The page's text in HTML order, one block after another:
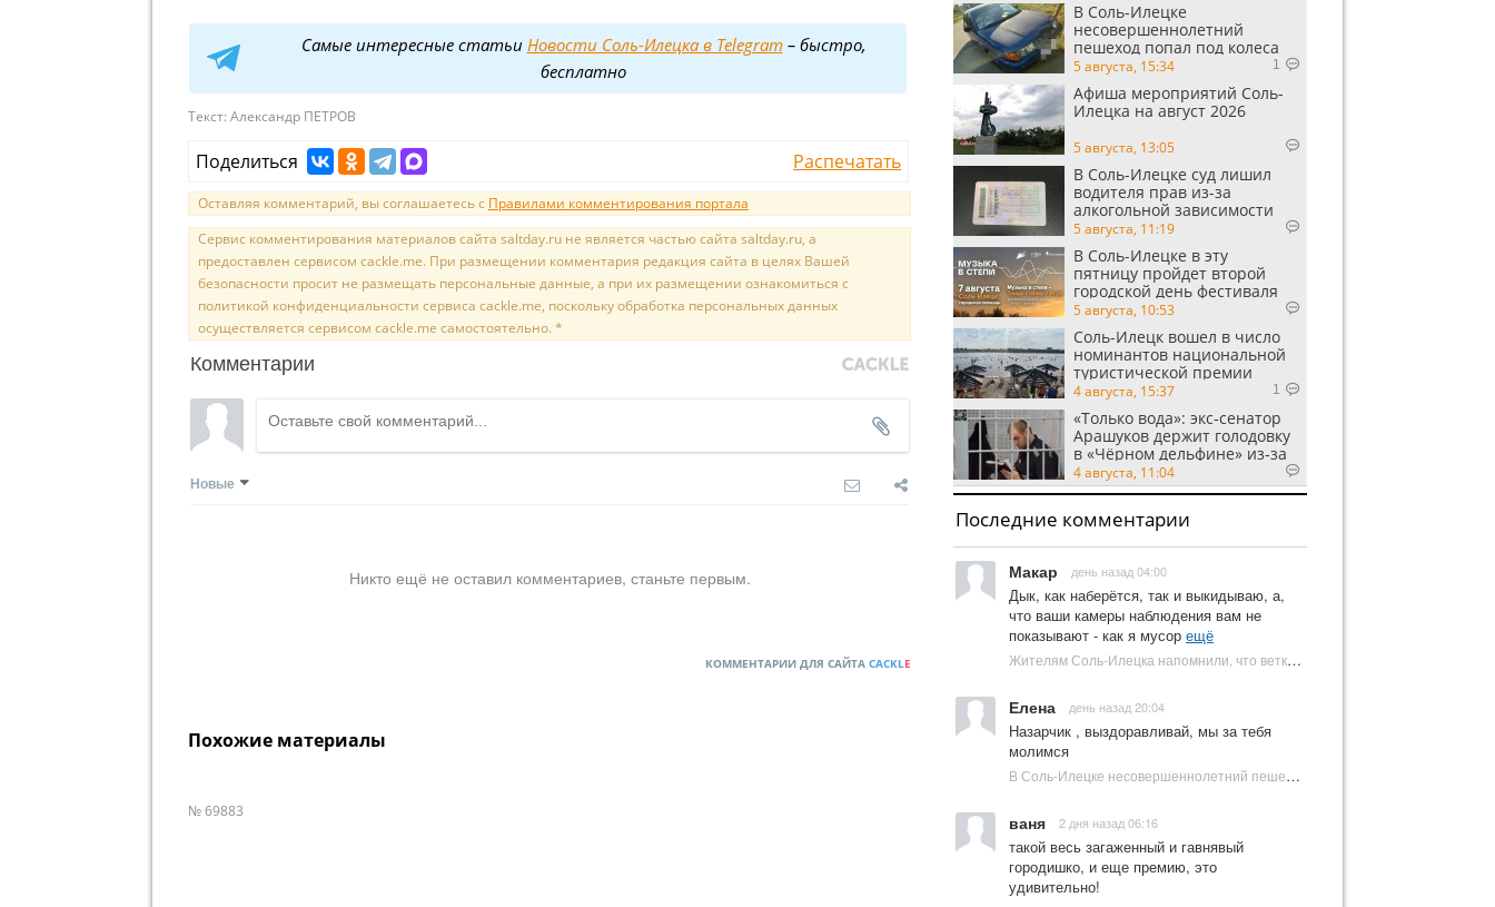
Самые интересные статьи Новости Соль-Илецка в Telegram– быстро,
бесплатно
Текст: Александр ПЕТРОВ
Поделиться Распечатать
Оставляя комментарий, вы соглашаетесь с Правилами комментирования портала
Сервис комментирования материалов сайта saltday.ru не является частью сайта saltday.ru, а
предоставлен сервисом cackle.me. При размещении комментария редакция сайта в целях Вашей
безопасности просит не размещать персональные данные, а при их размещении ознакомиться с
политикой конфиденциальности сервиса cackle.me, поскольку обработка персональных данных
осуществляется сервисом cackle.me самостоятельно. *
Комментарии
Новые
Никто ещё не оставил комментариев, станьте первым.
КОММЕНТАРИИ ДЛЯ САЙТА CACKLE
Похожие материалы
№ 69883
В Соль-Илецке
несовершеннолетний
пешеход попал под колеса
автомобиля
5 августа, 15:34 1
Афиша мероприятий Соль-
Илецка на август 2026
5 августа, 13:05
В Соль-Илецке суд лишил
водителя прав из-за
алкогольной зависимости
5 августа, 11:19
В Соль-Илецке в эту
пятницу пройдет второй
городской день фестиваля
«Музыка в степи»
5 августа, 10:53
Соль-Илецк вошел в число
номинантов национальной
туристической премии
Russian Traveler Awards
4 августа, 15:37 1
«Только вода»: экс‑сенатор
Арашуков держит голодовку
в «Чёрном дельфине» из‑за
духоты на рабочем месте
4 августа, 11:04
Последние комментарии
Макар день назад 04:00
Дык, как наберётся, так и выкидываю, а,
что ваши камеры наблюдения вам не
показывают - как я мусор ещё
Жителям Соль-Илецка напомнили, что ветки от деревьев нельзя оставлять на площадках ТКО | Новости Соль-Илецка
Елена день назад 20:04
Назарчик , выздоравливай, мы за тебя
молимся
В Соль-Илецке несовершеннолетний пешеход попал под колеса автомобиля | Новости Соль-Илецка
ваня 2 дня назад 06:16
такой весь загаженный и гавнявый
городишко, и еще премию, это
удивительно!